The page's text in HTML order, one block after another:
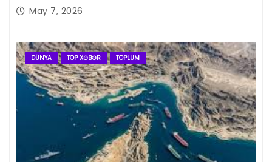
May 7, 2026
DÜNYA TOP XƏBƏR TOPLUM